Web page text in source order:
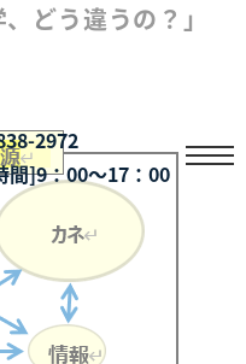
2972
間]9：00～17：00
どう違うの？」